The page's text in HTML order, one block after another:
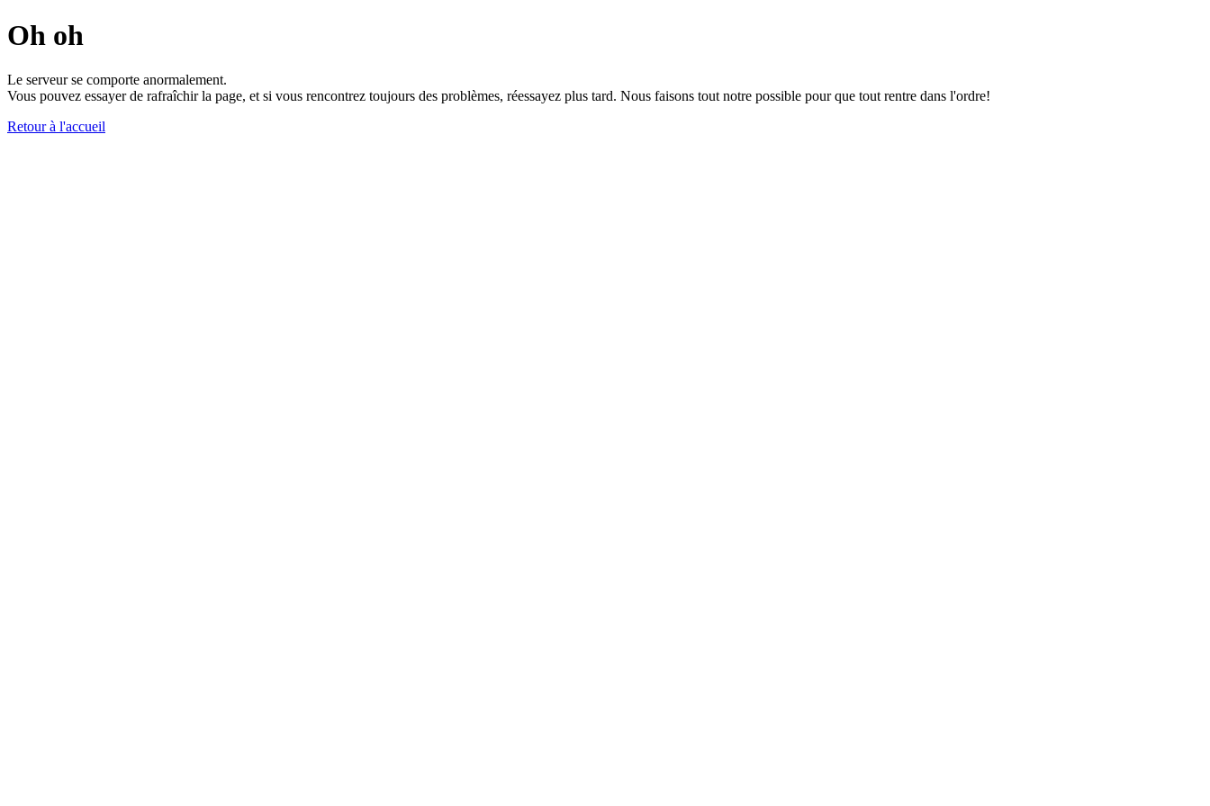
Oh oh
Le serveur se comporte anormalement.
Vous pouvez essayer de rafraîchir la page, et si vous rencontrez toujours des problèmes, réessayez plus tard. Nous faisons tout notre possible pour que tout rentre dans l'ordre!
Retour à l'accueil